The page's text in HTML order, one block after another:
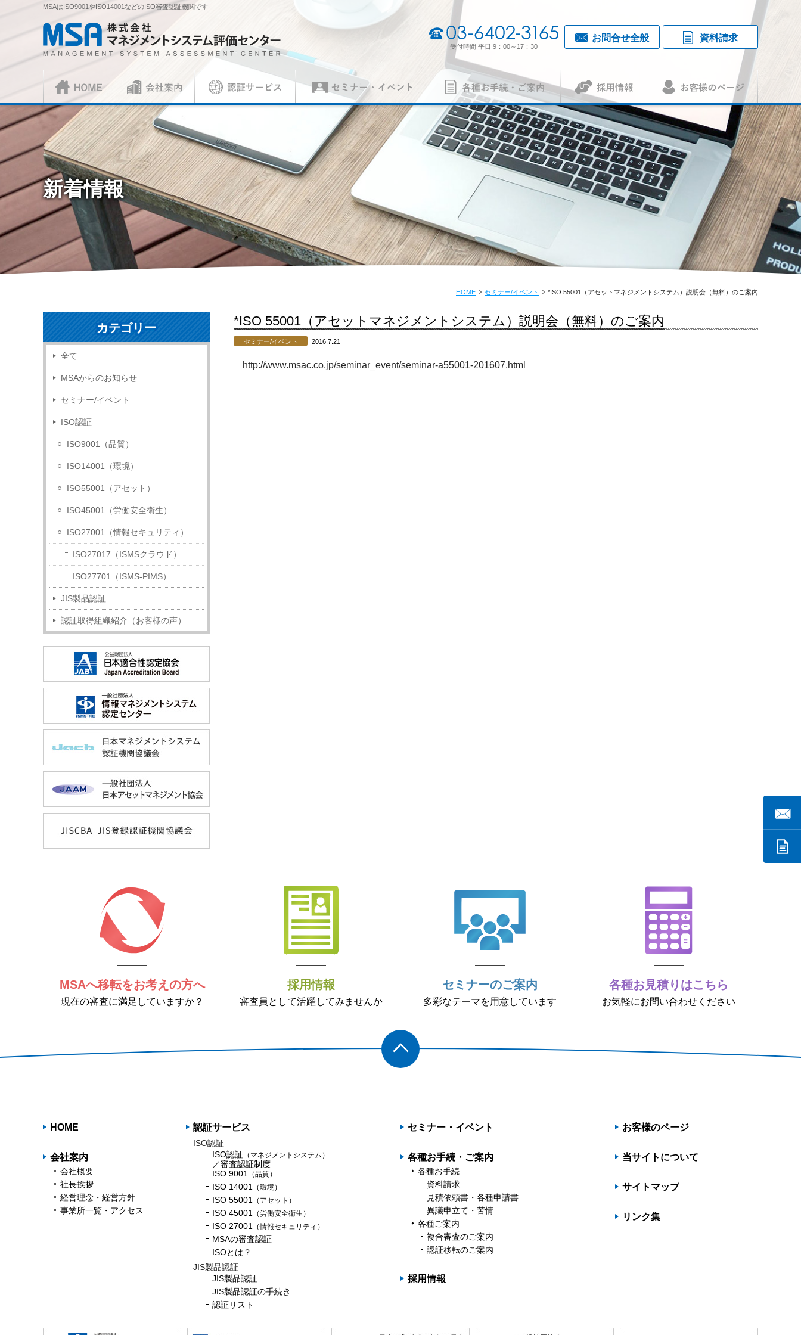
MSAはISO9001やISO14001などのISO審査認証機関です
株式会社 マネジメントシステム評価センター
03-6402-3165
受付時間 平日 9：00～17：30
お問合せ全般 資料請求
HOME 会社案内
会社概要 社長挨拶 経営理念・経営方針 事業所一覧・アクセス
認証サービス
ISO認証
ISO認証（マネジメントシステム）
／審査認証制度
ISO 9001（品質） ISO 14001 ISO 55001（アセット）
ISO 45001（労働安全衛生） ISO 27001
MSAの審査認証
ISOとは？
JIS製品認証
JIS製品認証 JIS製品認証の手続き 認証リスト
セミナー・イベント 各種お手続・ご案内
各種お手続
資料請求 見積依頼書・各種申請書 異議申立て・苦情
各種ご案内
複合審査のご案内 認証移転のご案内 パンフレット
採用情報
正社員 ISO審査員（契約審査員） 製品認証審査員（契約審査員）
お客様のページ
新着情報
HOME セミナー/イベント *ISO 55001（アセットマネジメントシステム）説明会（無料）のご案内
*ISO 55001（アセットマネジメントシステム）説明会（無料）のご案内
セミナー/イベント 2016.7.21
http://www.msac.co.jp/seminar_event/seminar-a55001-201607.html
カテゴリー
全て
MSAからのお知らせ
セミナー/イベント
ISO認証
ISO9001（品質）
ISO14001（環境）
ISO55001（アセット）
ISO45001（労働安全衛生）
ISO27001（情報セキュリティ）
ISO27017（ISMSクラウド）
ISO27701（ISMS-PIMS）
JIS製品認証
認証取得組織紹介（お客様の声）
MSAへ移転をお考えの方へ
現在の審査に満足していますか？
採用情報
審査員として活躍してみませんか
セミナーのご案内
多彩なテーマを用意しています
各種お見積りはこちら
お気軽にお問い合わせください
HOME
会社案内
会社概要
社長挨拶
経営理念・経営方針
事業所一覧・アクセス
認証サービス
ISO認証
ISO認証 （マネジメントシステム）
／審査認証制度
ISO 9001（品質）
ISO 14001（環境）
ISO 55001（アセット）
ISO 45001（労働安全衛生）
ISO 27001（情報セキュリティ）
MSAの審査認証
ISOとは？
JIS製品認証
JIS製品認証
JIS製品認証の手続き
認証リスト
セミナー・イベント
各種お手続・ご案内
各種お手続
資料請求
見積依頼書・各種申請書
異議申立て・苦情
各種ご案内
複合審査のご案内
認証移転のご案内
採用情報
お客様のページ
当サイトについて
サイトマップ
リンク集